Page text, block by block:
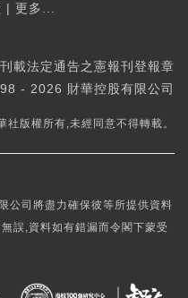
| 更多...
載法定通告之憲報刊登報章
- 2026 財華控股有限公司
社版權所有,未經同意不得轉載。
公司將盡力確保彼等所提供資料
誤,資料如有錯漏而令閣下蒙受